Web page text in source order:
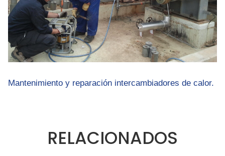
Mantenimiento y reparación intercambiadores de calor.
RELACIONADOS